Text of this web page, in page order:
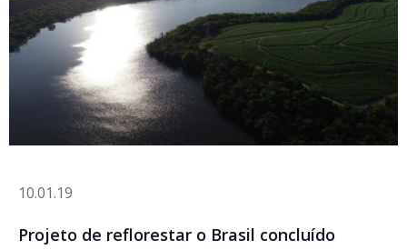
10.01.19
Projeto de reflorestar o Brasil concluído